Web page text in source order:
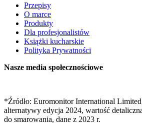
Przepisy
O marce
Produkty
Dla profesjonalistów
Książki kucharskie
Polityka Prywatności
Nasze media społecznościowe
*Źródło: Euromonitor International
alternatywy edycja 2024, wartość
do smarowania, dane z 2023 r.